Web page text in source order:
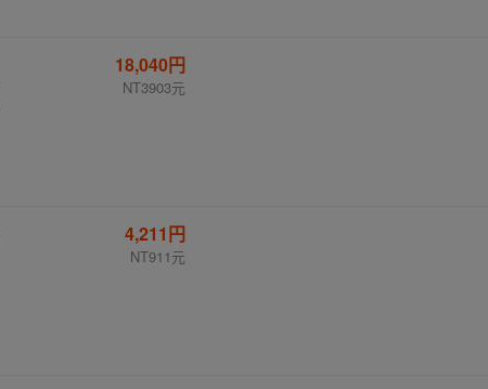
18,040円
NT3903元
4,211円
NT911元